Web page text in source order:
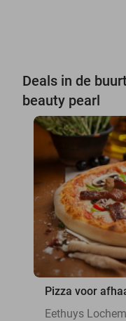
Deals in de
beauty pearl
Pizza voor
Eethuys Lochem